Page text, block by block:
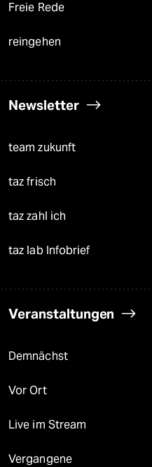
Freie Rede
reingehen
Newsletter
team zukunft
taz frisch
taz zahl ich
taz lab Infobrief
Veranstaltungen
Demnächst
Vor Ort
Live im Stream
Vergangene